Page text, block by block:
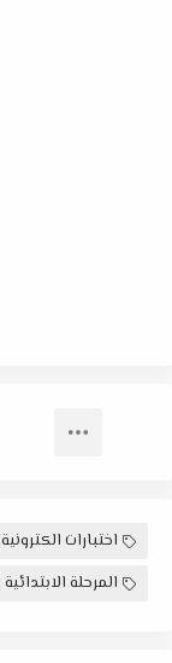
اختبارات الكترونية
المرحلة الابتدائية